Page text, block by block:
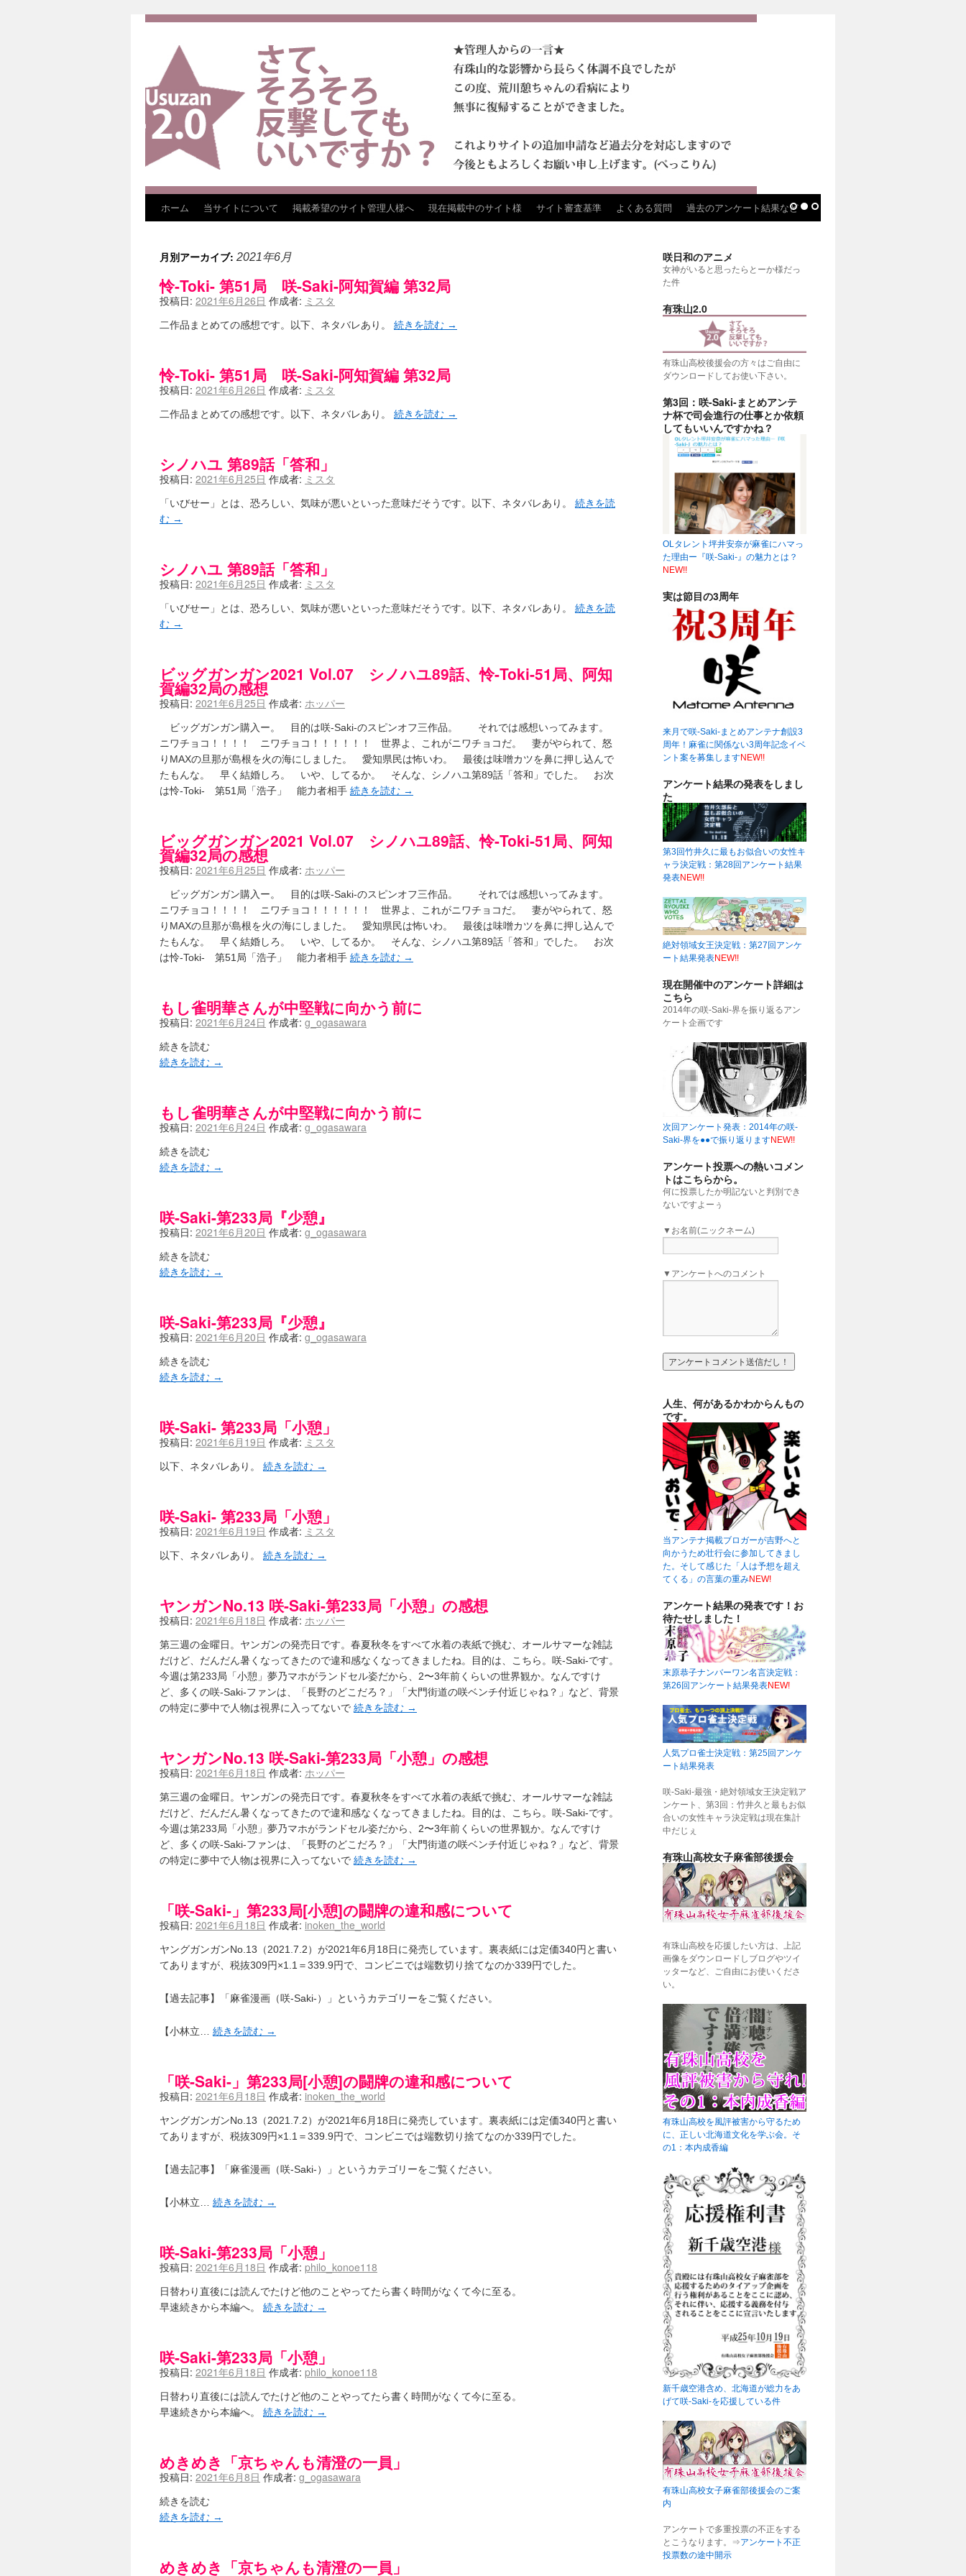
ホーム 当サイトについて 掲載希望のサイト管理人様へ 現在掲載中のサイト様 サイト審査基準 よくある質問 過去のアンケート結果など
月別アーカイブ: 2021年6月
怜-Toki- 第51局 咲-Saki-阿知賀編 第32局
投稿日: 2021年6月26日 作成者: ミスタ
二作品まとめての感想です。以下、ネタバレあり。 続きを読む →
怜-Toki- 第51局 咲-Saki-阿知賀編 第32局
投稿日: 2021年6月26日 作成者: ミスタ
二作品まとめての感想です。以下、ネタバレあり。 続きを読む →
シノハユ 第89話「答和」
投稿日: 2021年6月25日 作成者: ミスタ
「いびせー」とは、恐ろしい、気味が悪いといった意味だそうです。以下、ネタバレあり。 続きを読
む →
シノハユ 第89話「答和」
投稿日: 2021年6月25日 作成者: ミスタ
「いびせー」とは、恐ろしい、気味が悪いといった意味だそうです。以下、ネタバレあり。 続きを読
む →
ビッグガンガン2021 Vol.07 シノハユ89話、怜-Toki-51局、阿知
賀編32局の感想
投稿日: 2021年6月25日 作成者: ホッパー
ビッグガンガン購入ー。 目的は咲-Saki-のスピンオフ三作品。 それでは感想いってみます。
ニワチョコ！！！！ ニワチョコ！！！！！！ 世界よ、これがニワチョコだ。 妻がやられて、怒
りMAXの旦那が島根を火の海にしました。 愛知県民は怖いわ。 最後は味噌カツを鼻に押し込んで
たもんな。 早く結婚しろ。 いや、してるか。 そんな、シノハユ第89話「答和」でした。 お次
は怜-Toki- 第51局「浩子」 能力者相手 続きを読む →
ビッグガンガン2021 Vol.07 シノハユ89話、怜-Toki-51局、阿知
賀編32局の感想
投稿日: 2021年6月25日 作成者: ホッパー
ビッグガンガン購入ー。 目的は咲-Saki-のスピンオフ三作品。 それでは感想いってみます。
ニワチョコ！！！！ ニワチョコ！！！！！！ 世界よ、これがニワチョコだ。 妻がやられて、怒
りMAXの旦那が島根を火の海にしました。 愛知県民は怖いわ。 最後は味噌カツを鼻に押し込んで
たもんな。 早く結婚しろ。 いや、してるか。 そんな、シノハユ第89話「答和」でした。 お次
は怜-Toki- 第51局「浩子」 能力者相手 続きを読む →
もし雀明華さんが中堅戦に向かう前に
投稿日: 2021年6月24日 作成者: g_ogasawara
続きを読む
続きを読む →
もし雀明華さんが中堅戦に向かう前に
投稿日: 2021年6月24日 作成者: g_ogasawara
続きを読む
続きを読む →
咲-Saki-第233局『少憩』
投稿日: 2021年6月20日 作成者: g_ogasawara
続きを読む
続きを読む →
咲-Saki-第233局『少憩』
投稿日: 2021年6月20日 作成者: g_ogasawara
続きを読む
続きを読む →
咲-Saki- 第233局「小憩」
投稿日: 2021年6月19日 作成者: ミスタ
以下、ネタバレあり。 続きを読む →
咲-Saki- 第233局「小憩」
投稿日: 2021年6月19日 作成者: ミスタ
以下、ネタバレあり。 続きを読む →
ヤンガンNo.13 咲-Saki-第233局「小憩」の感想
投稿日: 2021年6月18日 作成者: ホッパー
第三週の金曜日。ヤンガンの発売日です。春夏秋冬をすべて水着の表紙で挑む、オールサマーな雑誌
だけど、だんだん暑くなってきたので違和感なくなってきましたね。目的は、こちら。咲-Saki-です。
今週は第233局「小憩」夢乃マホがランドセル姿だから、2〜3年前くらいの世界観か。なんですけ
ど、多くの咲-Saki-ファンは、「長野のどこだろ？」「大門街道の咲ベンチ付近じゃね？」など、背景
の特定に夢中で人物は視界に入ってないで 続きを読む →
ヤンガンNo.13 咲-Saki-第233局「小憩」の感想
投稿日: 2021年6月18日 作成者: ホッパー
第三週の金曜日。ヤンガンの発売日です。春夏秋冬をすべて水着の表紙で挑む、オールサマーな雑誌
だけど、だんだん暑くなってきたので違和感なくなってきましたね。目的は、こちら。咲-Saki-です。
今週は第233局「小憩」夢乃マホがランドセル姿だから、2〜3年前くらいの世界観か。なんですけ
ど、多くの咲-Saki-ファンは、「長野のどこだろ？」「大門街道の咲ベンチ付近じゃね？」など、背景
の特定に夢中で人物は視界に入ってないで 続きを読む →
「咲-Saki-」第233局[小憩]の闘牌の違和感について
投稿日: 2021年6月18日 作成者: inoken_the_world
ヤングガンガンNo.13（2021.7.2）が2021年6月18日に発売しています。裏表紙には定価340円と書い
てありますが、税抜309円×1.1＝339.9円で、コンビニでは端数切り捨てなのか339円でした。
【過去記事】「麻雀漫画（咲-Saki-）」というカテゴリーをご覧ください。
【小林立… 続きを読む →
「咲-Saki-」第233局[小憩]の闘牌の違和感について
投稿日: 2021年6月18日 作成者: inoken_the_world
ヤングガンガンNo.13（2021.7.2）が2021年6月18日に発売しています。裏表紙には定価340円と書い
てありますが、税抜309円×1.1＝339.9円で、コンビニでは端数切り捨てなのか339円でした。
【過去記事】「麻雀漫画（咲-Saki-）」というカテゴリーをご覧ください。
【小林立… 続きを読む →
咲-Saki-第233局「小憩」
投稿日: 2021年6月18日 作成者: philo_konoe118
日替わり直後には読んでたけど他のことやってたら書く時間がなくて今に至る。
早速続きから本編へ。 続きを読む →
咲-Saki-第233局「小憩」
投稿日: 2021年6月18日 作成者: philo_konoe118
日替わり直後には読んでたけど他のことやってたら書く時間がなくて今に至る。
早速続きから本編へ。 続きを読む →
めきめき「京ちゃんも清澄の一員」
投稿日: 2021年6月8日 作成者: g_ogasawara
続きを読む
続きを読む →
めきめき「京ちゃんも清澄の一員」
咲日和のアニメ
女神がいると思ったらとーか様だっ
た件
有珠山2.0
有珠山高校後援会の方々はご自由に
ダウンロードしてお使い下さい。
第3回：咲-Saki-まとめアンテ
ナ杯で司会進行の仕事とか依頼
してもいいんですかね？
OLタレント坪井安奈が麻雀にハマっ
た理由ー『咲-Saki-』の魅力とは？
NEW!!
実は節目の3周年
来月で咲-Saki-まとめアンテナ創設3
周年！麻雀に関係ない3周年記念イベ
ント案を募集しますNEW!!
アンケート結果の発表をしまし
た
第3回竹井久に最もお似合いの女性キ
ャラ決定戦：第28回アンケート結果
発表NEW!!
絶対領域女王決定戦：第27回アンケ
ート結果発表NEW!!
現在開催中のアンケート詳細は
こちら
2014年の咲-Saki-界を振り返るアン
ケート企画です
次回アンケート発表：2014年の咲-
Saki-界を●●で振り返りますNEW!!
アンケート投票への熱いコメン
トはこちらから。
何に投票したか明記ないと判別でき
ないですよーぅ
▼お名前(ニックネーム)
▼アンケートへのコメント
人生、何があるかわからんもの
です。
当アンテナ掲載ブロガーが吉野へと
向かうため壮行会に参加してきまし
た。そして感じた「人は予想を超え
てくる」の言葉の重みNEW!
アンケート結果の発表です！お
待たせしました！
末原恭子ナンバーワン名言決定戦：
第26回アンケート結果発表NEW!
人気プロ雀士決定戦：第25回アンケ
ート結果発表
咲-Saki-最強・絶対領域女王決定戦ア
ンケート、第3回：竹井久と最もお似
合いの女性キャラ決定戦は現在集計
中だじぇ
有珠山高校女子麻雀部後援会
有珠山高校を応援したい方は、上記
画像をダウンロードしブログやツイ
ッターなど、ご自由にお使いくださ
い。
有珠山高校を風評被害から守るため
に、正しい北海道文化を学ぶ会。そ
の1：本内成香編
新千歳空港含め、北海道が総力をあ
げて咲-Saki-を応援している件
有珠山高校女子麻雀部後援会のご案
内
アンケートで多重投票の不正をする
とこうなります。⇒アンケート不正
投票数の途中開示